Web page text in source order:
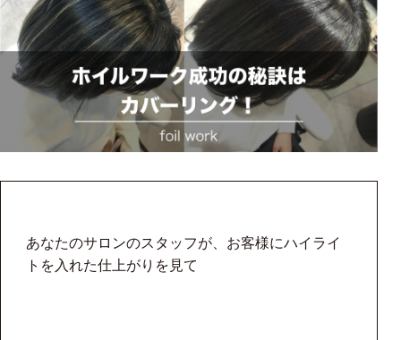
あなたのサロンのスタッフが、お客様にハイライ
トを入れた仕上がりを見て